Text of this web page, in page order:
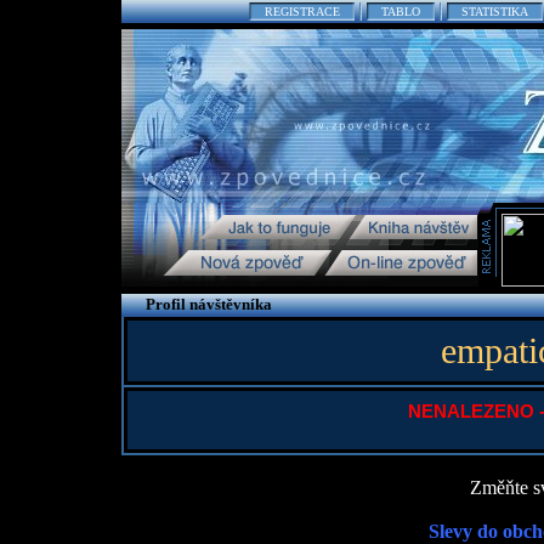
REGISTRACE TABLO STATISTIKA
Profil návštěvníka
NENALEZENO
Změňte
Slevy do